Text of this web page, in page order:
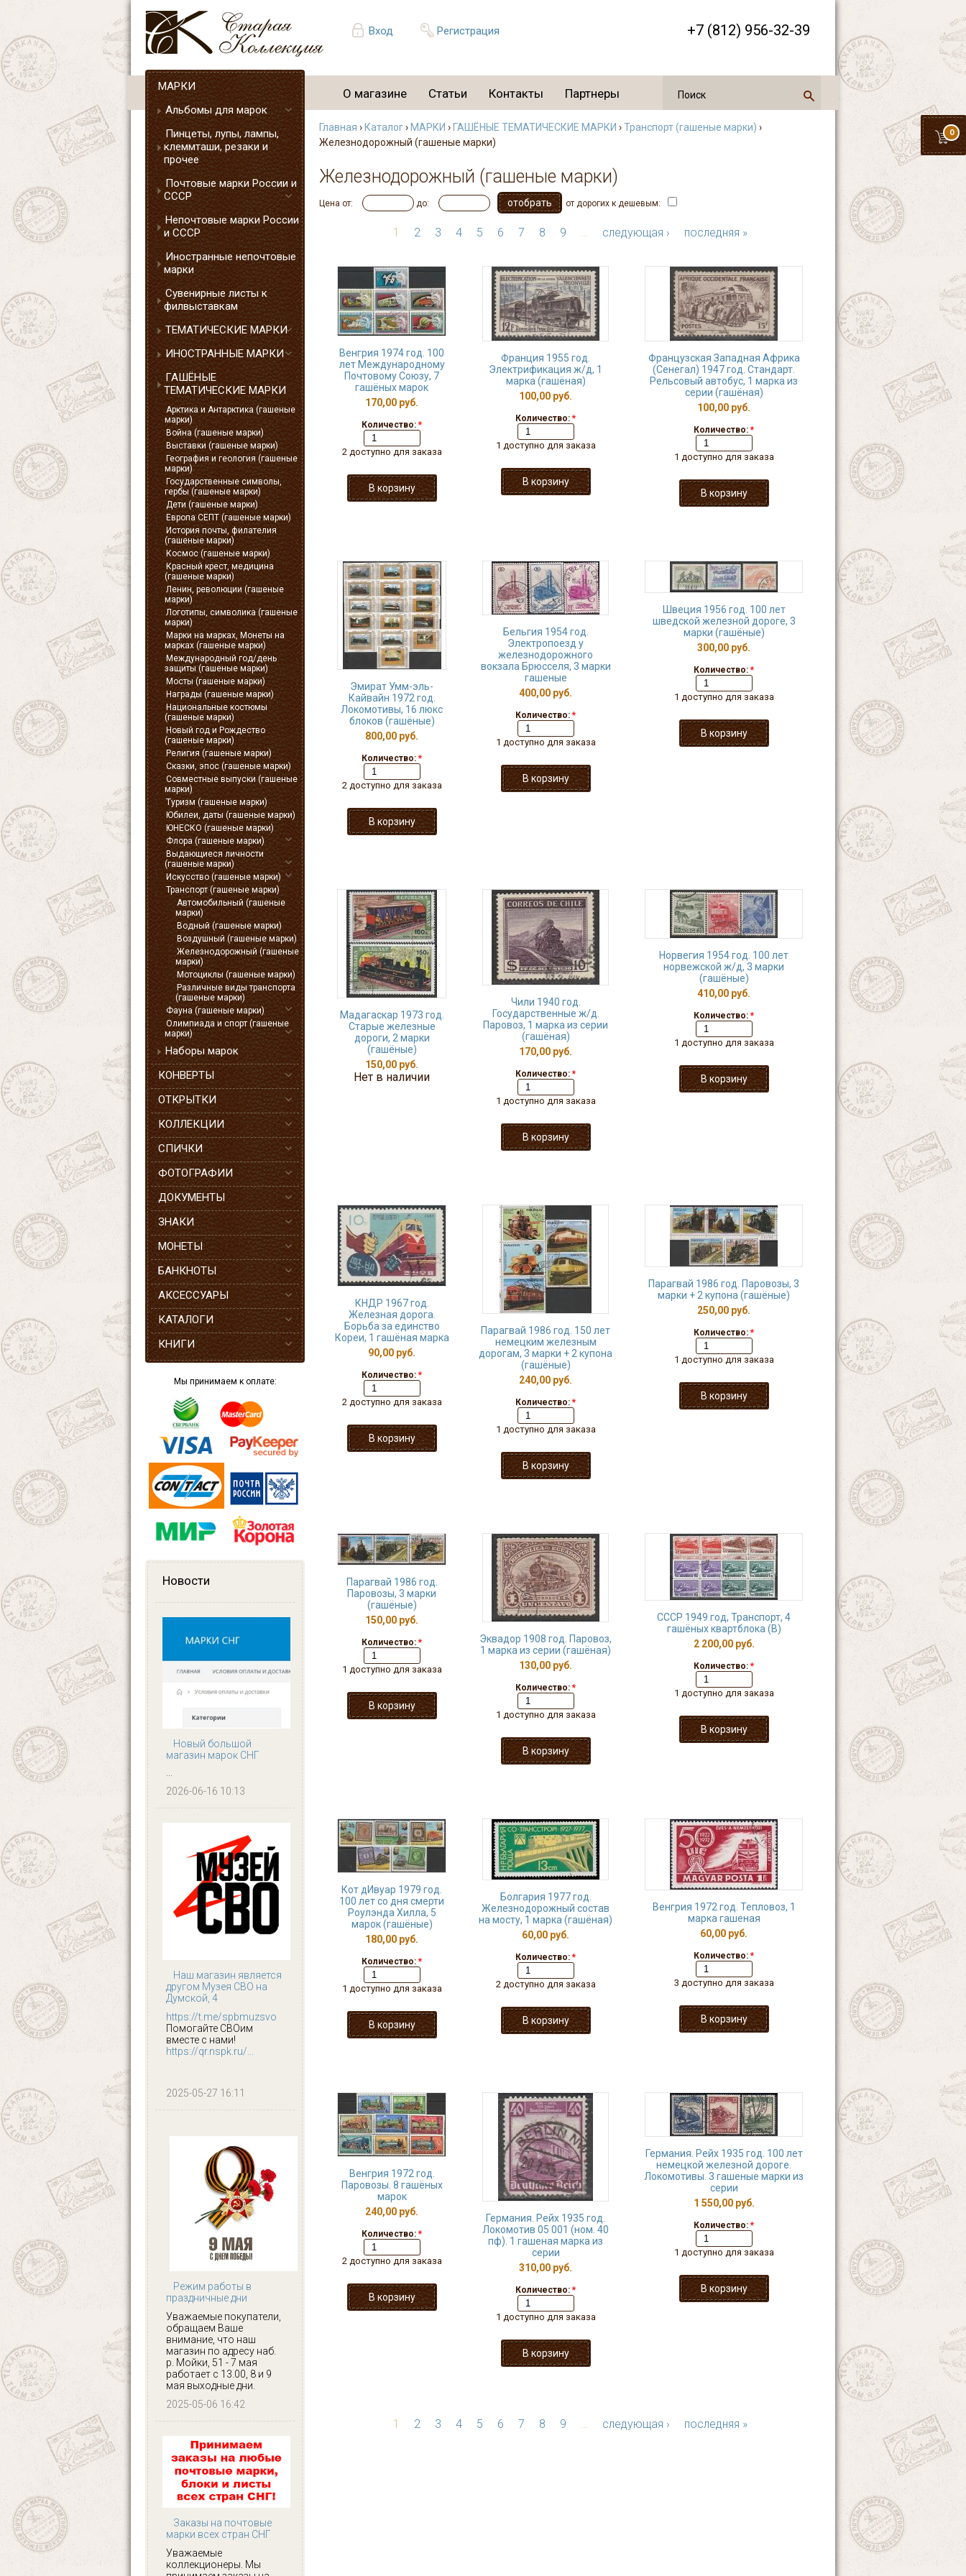
Вход Регистрация +7 (812) 956-32-39
0
О магазине Статьи Контакты Партнеры
МАРКИ
Альбомы для марок
Пинцеты, лупы, лампы,
клеммташи, резаки и
прочее
Почтовые марки России и
СССР
Непочтовые марки России
и СССР
Иностранные непочтовые
марки
Сувенирные листы к
филвыставкам
ТЕМАТИЧЕСКИЕ МАРКИ
ИНОСТРАННЫЕ МАРКИ
ГАШЁНЫЕ
ТЕМАТИЧЕСКИЕ МАРКИ
Арктика и Антарктика (гашеные
марки)
Война (гашеные марки)
Выставки (гашеные марки)
География и геология (гашеные
марки)
Государственные символы,
гербы (гашеные марки)
Дети (гашеные марки)
Европа СЕПТ (гашеные марки)
История почты, филателия
(гашеные марки)
Космос (гашеные марки)
Красный крест, медицина
(гашеные марки)
Ленин, революции (гашеные
марки)
Логотипы, символика (гашеные
марки)
Марки на марках, Монеты на
марках (гашеные марки)
Международный год/день
защиты (гашеные марки)
Мосты (гашеные марки)
Награды (гашеные марки)
Национальные костюмы
(гашеные марки)
Новый год и Рождество
(гашеные марки)
Религия (гашеные марки)
Сказки, эпос (гашеные марки)
Совместные выпуски (гашеные
марки)
Туризм (гашеные марки)
Юбилеи, даты (гашеные марки)
ЮНЕСКО (гашеные марки)
Флора (гашеные марки)
Выдающиеся личности
(гашеные марки)
Искусство (гашеные марки)
Транспорт (гашеные марки)
Автомобильный (гашеные
марки)
Водный (гашеные марки)
Воздушный (гашеные марки)
Железнодорожный (гашеные
марки)
Мотоциклы (гашеные марки)
Различные виды транспорта
(гашеные марки)
Фауна (гашеные марки)
Олимпиада и спорт (гашеные
марки)
Наборы марок
КОНВЕРТЫ
ОТКРЫТКИ
КОЛЛЕКЦИИ
СПИЧКИ
ФОТОГРАФИИ
ДОКУМЕНТЫ
ЗНАКИ
МОНЕТЫ
БАНКНОТЫ
АКСЕССУАРЫ
КАТАЛОГИ
КНИГИ
Мы принимаем к оплате:
Новости
Новый большой
магазин марок СНГ
...
2026-06-16 10:13
Наш магазин является
другом Музея СВО на
Думской, 4
https://t.me/spbmuzsvo
Помогайте СВОим
вместе с нами!
https://qr.nspk.ru/...
2025-05-27 16:11
Режим работы в
праздничные дни
Уважаемые покупатели,
обращаем Ваше
внимание, что наш
магазин по адресу наб.
р. Мойки, 51 - 7 мая
работает с 13.00, 8 и 9
мая выходные дни.
2025-05-06 16:42
Заказы на почтовые
марки всех стран СНГ
Уважаемые
коллекционеры. Мы
Главная › Каталог› МАРКИ › ГАШЁНЫЕ ТЕМАТИЧЕСКИЕ МАРКИ ›Транспорт (гашеные марки) ›
Железнодорожный (гашеные марки)
Железнодорожный (гашеные марки)
Цена от: до: от дорогих к дешевым:
1 2 3 4 5 6 7 8 9 … следующая › последняя »
Венгрия 1974 год. 100
лет Международному
Почтовому Союзу, 7
гашёных марок
170,00 руб.
Количество: *
2 доступно для заказа
Франция 1955 год.
Электрификация ж/д, 1
марка (гашёная)
100,00 руб.
Количество: *
1 доступно для заказа
Французская Западная Африка
(Сенегал) 1947 год. Стандарт.
Рельсовый автобус, 1 марка из
серии (гашёная)
100,00 руб.
Количество: *
1 доступно для заказа
Эмират Умм-эль-
Кайвайн 1972 год.
Локомотивы, 16 люкс
блоков (гашёные)
800,00 руб.
Количество: *
2 доступно для заказа
Бельгия 1954 год.
Электропоезд у
железнодорожного
вокзала Брюсселя, 3 марки
гашеные
400,00 руб.
Количество: *
1 доступно для заказа
Швеция 1956 год. 100 лет
шведской железной дороге, 3
марки (гашёные)
300,00 руб.
Количество: *
1 доступно для заказа
Мадагаскар 1973 год.
Старые железные
дороги, 2 марки
(гашёные)
150,00 руб.
Нет в наличии
Чили 1940 год.
Государственные ж/д.
Паровоз, 1 марка из серии
(гашёная)
170,00 руб.
Количество: *
1 доступно для заказа
Норвегия 1954 год. 100 лет
норвежской ж/д, 3 марки
(гашёные)
410,00 руб.
Количество: *
1 доступно для заказа
КНДР 1967 год.
Железная дорога.
Борьба за единство
Кореи, 1 гашёная марка
90,00 руб.
Количество: *
2 доступно для заказа
Парагвай 1986 год. 150 лет
немецким железным
дорогам, 3 марки + 2 купона
(гашёные)
240,00 руб.
Количество: *
1 доступно для заказа
Парагвай 1986 год. Паровозы, 3
марки + 2 купона (гашёные)
250,00 руб.
Количество: *
1 доступно для заказа
Парагвай 1986 год.
Паровозы, 3 марки
(гашёные)
150,00 руб.
Количество: *
1 доступно для заказа
Эквадор 1908 год. Паровоз,
1 марка из серии (гашёная)
130,00 руб.
Количество: *
1 доступно для заказа
СССР 1949 год, Транспорт, 4
гашёных квартблока (В)
2 200,00 руб.
Количество: *
1 доступно для заказа
Кот дИвуар 1979 год.
100 лет со дня смерти
Роулэнда Хилла, 5
марок (гашёные)
180,00 руб.
Количество: *
1 доступно для заказа
Болгария 1977 год.
Железнодорожный состав
на мосту, 1 марка (гашёная)
60,00 руб.
Количество: *
2 доступно для заказа
Венгрия 1972 год. Тепловоз, 1
марка гашеная
60,00 руб.
Количество: *
3 доступно для заказа
Венгрия 1972 год.
Паровозы. 8 гашёных
марок
240,00 руб.
Количество: *
2 доступно для заказа
Германия. Рейх 1935 год.
Локомотив 05 001 (ном. 40
пф). 1 гашеная марка из
серии
310,00 руб.
Количество: *
1 доступно для заказа
Германия. Рейх 1935 год. 100 лет
немецкой железной дороге.
Локомотивы. 3 гашеные марки из
серии
1 550,00 руб.
Количество: *
1 доступно для заказа
1 2 3 4 5 6 7 8 9 … следующая › последняя »